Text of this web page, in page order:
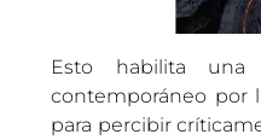
Esto habilita
contemporáneo por
para percibir